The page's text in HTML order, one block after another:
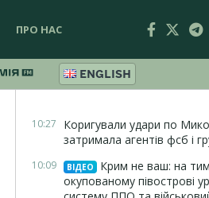
ПРО НАС
ENGLISH
10:27
Коригували удари по
затримала агентів фсб і
10:09 ВІДЕО
Крим не ваш: на
окупованому півострові